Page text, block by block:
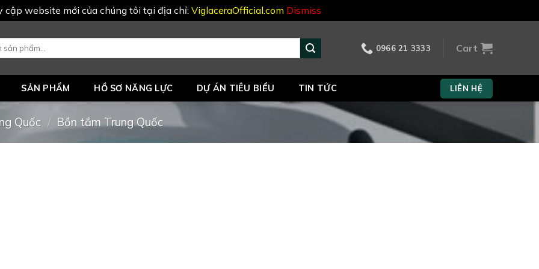
cập website mới của chúng tôi tại địa chỉ: ViglaceraOfficial.com Dismiss
0966 21 3333 Cart
SẢN PHẨM HỒ SƠ NĂNG LỰC DỰ ÁN TIÊU BIỂU TIN TỨC LIÊN HỆ
Quốc / Bồn tắm Trung Quốc